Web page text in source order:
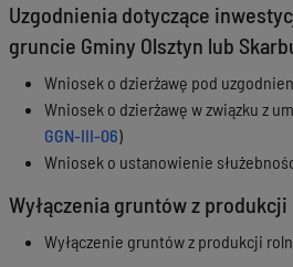
Uzgodnienia dotyczące
gruncie Gminy Olsztyn lub
Wniosek o dzierżawę pod
Wniosek o dzierżawę w związku z
GGN-III-06)
Wniosek o ustanowienie
Wyłączenia gruntów z
Wyłączenie gruntów z produkcji